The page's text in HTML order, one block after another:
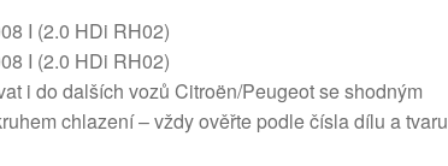
I (2.0 HDi RH02)
I (2.0 HDi RH02)
i do dalších vozů Citroën/Peugeot se shodným
chlazení – vždy ověřte podle čísla dílu a tvaru